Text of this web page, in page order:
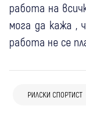
работа на
мога да кажа ,
работа не се
РИЛСКИ СПОРТИСТ
Самоков Спорт